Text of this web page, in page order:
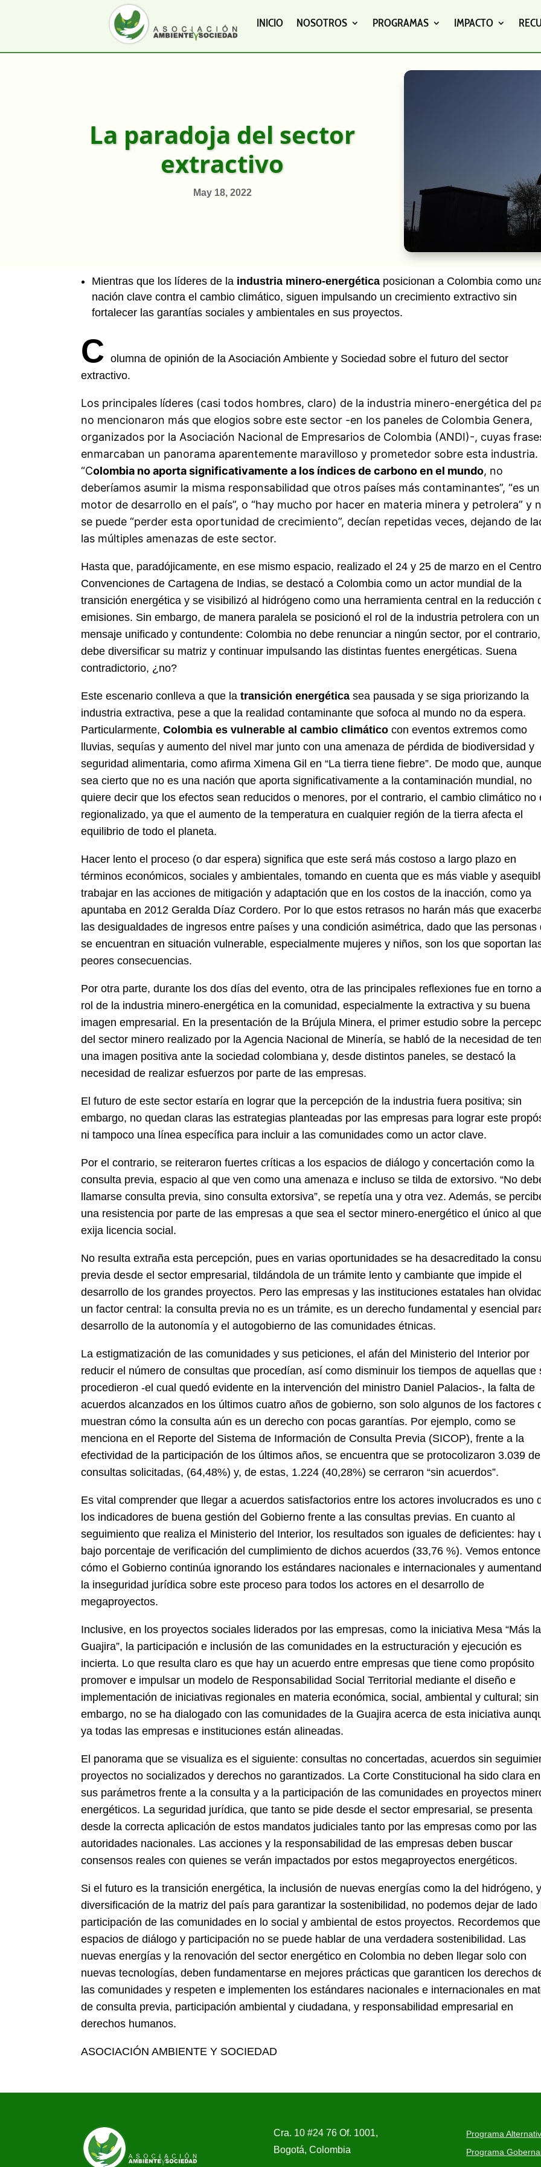
INICIO NOSOTROS PROGRAMAS IMPACTO
La paradoja del sector
extractivo
May 18, 2022
Mientras que los líderes de la industria minero-energética posicionan a Colombia como
nación clave contra el cambio climático, siguen impulsando un crecimiento extractivo sin
fortalecer las garantías sociales y ambientales en sus proyectos.
C olumna de opinión de la Asociación Ambiente y Sociedad sobre el futuro del sector
extractivo.
Los principales líderes (casi todos hombres, claro) de la industria minero-energética del
no mencionaron más que elogios sobre este sector -en los paneles de Colombia Genera,
organizados por la Asociación Nacional de Empresarios de Colombia (ANDI)-, cuyas
enmarcaban un panorama aparentemente maravilloso y prometedor sobre esta industria.
“Colombia no aporta significativamente a los índices de carbono en el mundo, no
deberíamos asumir la misma responsabilidad que otros países más contaminantes”, “es un
motor de desarrollo en el país”, o “hay mucho por hacer en materia minera y petrolera” y
se puede “perder esta oportunidad de crecimiento”, decían repetidas veces, dejando de
las múltiples amenazas de este sector.
Hasta que, paradójicamente, en ese mismo espacio, realizado el 24 y 25 de marzo en el
Convenciones de Cartagena de Indias, se destacó a Colombia como un actor mundial de la
transición energética y se visibilizó al hidrógeno como una herramienta central en la reducción
emisiones. Sin embargo, de manera paralela se posicionó el rol de la industria petrolera con un
mensaje unificado y contundente: Colombia no debe renunciar a ningún sector, por el contrario,
debe diversificar su matriz y continuar impulsando las distintas fuentes energéticas. Suena
contradictorio, ¿no?
Este escenario conlleva a que la transición energética sea pausada y se siga priorizando la
industria extractiva, pese a que la realidad contaminante que sofoca al mundo no da espera.
Particularmente,Colombia es vulnerable al cambio climático con eventos extremos como
lluvias, sequías y aumento del nivel mar junto con una amenaza de pérdida de biodiversidad y
seguridad alimentaria, como afirma Ximena Gil en “La tierra tiene fiebre”. De modo que,
sea cierto que no es una nación que aporta significativamente a la contaminación mundial, no
quiere decir que los efectos sean reducidos o menores, por el contrario, el cambio climático no
regionalizado, ya que el aumento de la temperatura en cualquier región de la tierra afecta el
equilibrio de todo el planeta.
Hacer lento el proceso (o dar espera) significa que este será más costoso a largo plazo en
términos económicos, sociales y ambientales, tomando en cuenta que es más viable y
trabajar en las acciones de mitigación y adaptación que en los costos de la inacción, como ya
apuntaba en 2012 Geralda Díaz Cordero. Por lo que estos retrasos no harán más que
las desigualdades de ingresos entre países y una condición asimétrica, dado que las personas
se encuentran en situación vulnerable, especialmente mujeres y niños, son los que soportan
peores consecuencias.
Por otra parte, durante los dos días del evento, otra de las principales reflexiones fue en torno
rol de la industria minero-energética en la comunidad, especialmente la extractiva y su buena
imagen empresarial. En la presentación de la Brújula Minera, el primer estudio sobre la
del sector minero realizado por la Agencia Nacional de Minería, se habló de la necesidad de
una imagen positiva ante la sociedad colombiana y, desde distintos paneles, se destacó la
necesidad de realizar esfuerzos por parte de las empresas.
El futuro de este sector estaría en lograr que la percepción de la industria fuera positiva; sin
embargo, no quedan claras las estrategias planteadas por las empresas para lograr este
ni tampoco una línea específica para incluir a las comunidades como un actor clave.
Por el contrario, se reiteraron fuertes críticas a los espacios de diálogo y concertación como la
consulta previa, espacio al que ven como una amenaza e incluso se tilda de extorsivo. “No
llamarse consulta previa, sino consulta extorsiva”, se repetía una y otra vez. Además, se
una resistencia por parte de las empresas a que sea el sector minero-energético el único al
exija licencia social.
No resulta extraña esta percepción, pues en varias oportunidades se ha desacreditado la
previa desde el sector empresarial, tildándola de un trámite lento y cambiante que impide el
desarrollo de los grandes proyectos. Pero las empresas y las instituciones estatales han
un factor central: la consulta previa no es un trámite, es un derecho fundamental y esencial
desarrollo de la autonomía y el autogobierno de las comunidades étnicas.
La estigmatización de las comunidades y sus peticiones, el afán del Ministerio del Interior por
reducir el número de consultas que procedían, así como disminuir los tiempos de aquellas que
procedieron -el cual quedó evidente en la intervención del ministro Daniel Palacios-, la falta de
acuerdos alcanzados en los últimos cuatro años de gobierno, son solo algunos de los factores
muestran cómo la consulta aún es un derecho con pocas garantías. Por ejemplo, como se
menciona en el Reporte del Sistema de Información de Consulta Previa (SICOP), frente a la
efectividad de la participación de los últimos años, se encuentra que se protocolizaron 3.039
consultas solicitadas, (64,48%) y, de estas, 1.224 (40,28%) se cerraron “sin acuerdos”.
Es vital comprender que llegar a acuerdos satisfactorios entre los actores involucrados es uno
los indicadores de buena gestión del Gobierno frente a las consultas previas. En cuanto al
seguimiento que realiza el Ministerio del Interior, los resultados son iguales de deficientes: hay
bajo porcentaje de verificación del cumplimiento de dichos acuerdos (33,76 %). Vemos
cómo el Gobierno continúa ignorando los estándares nacionales e internacionales y
la inseguridad jurídica sobre este proceso para todos los actores en el desarrollo de
megaproyectos.
Inclusive, en los proyectos sociales liderados por las empresas, como la iniciativa Mesa “Más la
Guajira”, la participación e inclusión de las comunidades en la estructuración y ejecución es
incierta. Lo que resulta claro es que hay un acuerdo entre empresas que tiene como propósito
promover e impulsar un modelo de Responsabilidad Social Territorial mediante el diseño e
implementación de iniciativas regionales en materia económica, social, ambiental y cultural; sin
embargo, no se ha dialogado con las comunidades de la Guajira acerca de esta iniciativa
ya todas las empresas e instituciones están alineadas.
El panorama que se visualiza es el siguiente: consultas no concertadas, acuerdos sin
proyectos no socializados y derechos no garantizados. La Corte Constitucional ha sido clara en
sus parámetros frente a la consulta y a la participación de las comunidades en proyectos
energéticos. La seguridad jurídica, que tanto se pide desde el sector empresarial, se presenta
desde la correcta aplicación de estos mandatos judiciales tanto por las empresas como por las
autoridades nacionales. Las acciones y la responsabilidad de las empresas deben buscar
consensos reales con quienes se verán impactados por estos megaproyectos energéticos.
Si el futuro es la transición energética, la inclusión de nuevas energías como la del hidrógeno,
diversificación de la matriz del país para garantizar la sostenibilidad, no podemos dejar de lado
participación de las comunidades en lo social y ambiental de estos proyectos. Recordemos
espacios de diálogo y participación no se puede hablar de una verdadera sostenibilidad. Las
nuevas energías y la renovación del sector energético en Colombia no deben llegar solo con
nuevas tecnologías, deben fundamentarse en mejores prácticas que garanticen los derechos
las comunidades y respeten e implementen los estándares nacionales e internacionales en
de consulta previa, participación ambiental y ciudadana, y responsabilidad empresarial en
derechos humanos.
ASOCIACIÓN AMBIENTE Y SOCIEDAD
Cra. 10 #24 76 Of. 1001,
Bogotá, Colombia
Programa
Programa